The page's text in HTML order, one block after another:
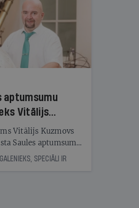
aptumsumu
Vitālijs
Vitālijs Kuzmovs
Saules aptumsumu
Maļorkā, kur tas
Jau nākamajā dienā
SPECIĀLI IR